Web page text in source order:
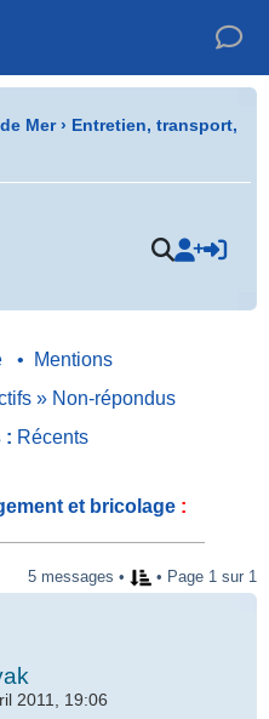
Mer› Entretien, transport,
•
Mentions
» Non-répondus
: Récents
et bricolage :
5 messages • • Page 1 sur 1
2011, 19:06